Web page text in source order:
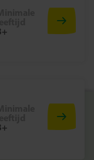
belangrijk.
en getest in
Europese
Manen set en